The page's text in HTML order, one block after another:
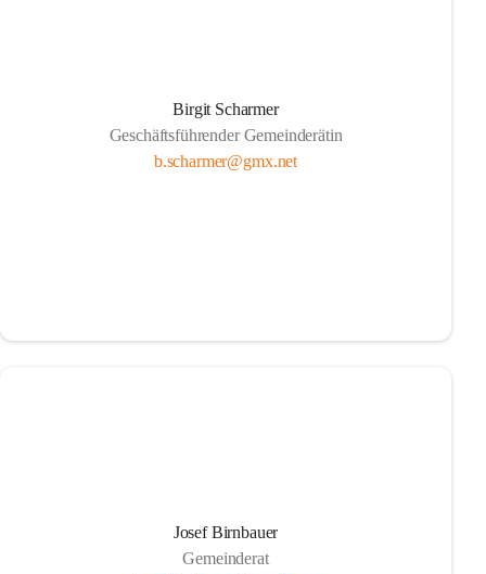
Birgit Scharmer
Geschäftsführender Gemeinderätin
b.scharmer@gmx.net
Josef Birnbauer
Gemeinderat